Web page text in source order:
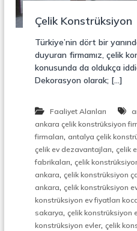
Çelik Konstrüksiyon
Türkiye’nin dört bir
duyuran firmamız, çelik
konusunda da oldukça
Dekorasyon olarak; […]
Faaliyet Alanları
ankara çelik konstrüksiyon
firmaları, antalya çelik
çelik ev dezavantajları, çelik
fabrikaları, çelik
ankara, çelik konstrüksiyon
ankara, çelik konstrüksiyon
konstrüksiyon ev fiyatları
sakarya, çelik konstrüksiyon
konstrüksiyon evler, çelik